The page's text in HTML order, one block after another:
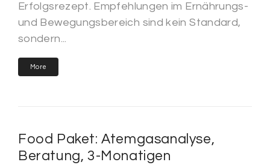
Erfolgsrezept. Empfehlungen im Ernährungs-
und Bewegungsbereich sind kein Standard,
sondern...
More
Food Paket: Atemgasanalyse,
Beratung, 3-Monatigen